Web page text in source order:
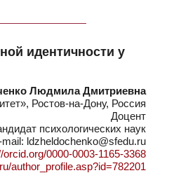
идентичности у
Людмила Дмитриевна
Ростов-на-Дону, Россия
Доцент
психологических наук
mail: ldzheldochenko@sfedu.ru
orcid.org/0000-0003-1165-3368
author_profile.asp?id=782201